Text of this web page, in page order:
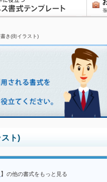
き(街イラスト)
ト)
】 の他の書式をもっと見る